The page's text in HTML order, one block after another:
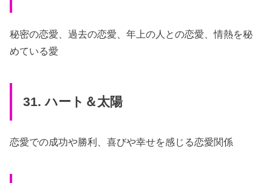
秘密の恋愛、過去の恋愛、年上の人との恋愛、情熱を秘
めている愛
31. ハート＆太陽
恋愛での成功や勝利、喜びや幸せを感じる恋愛関係